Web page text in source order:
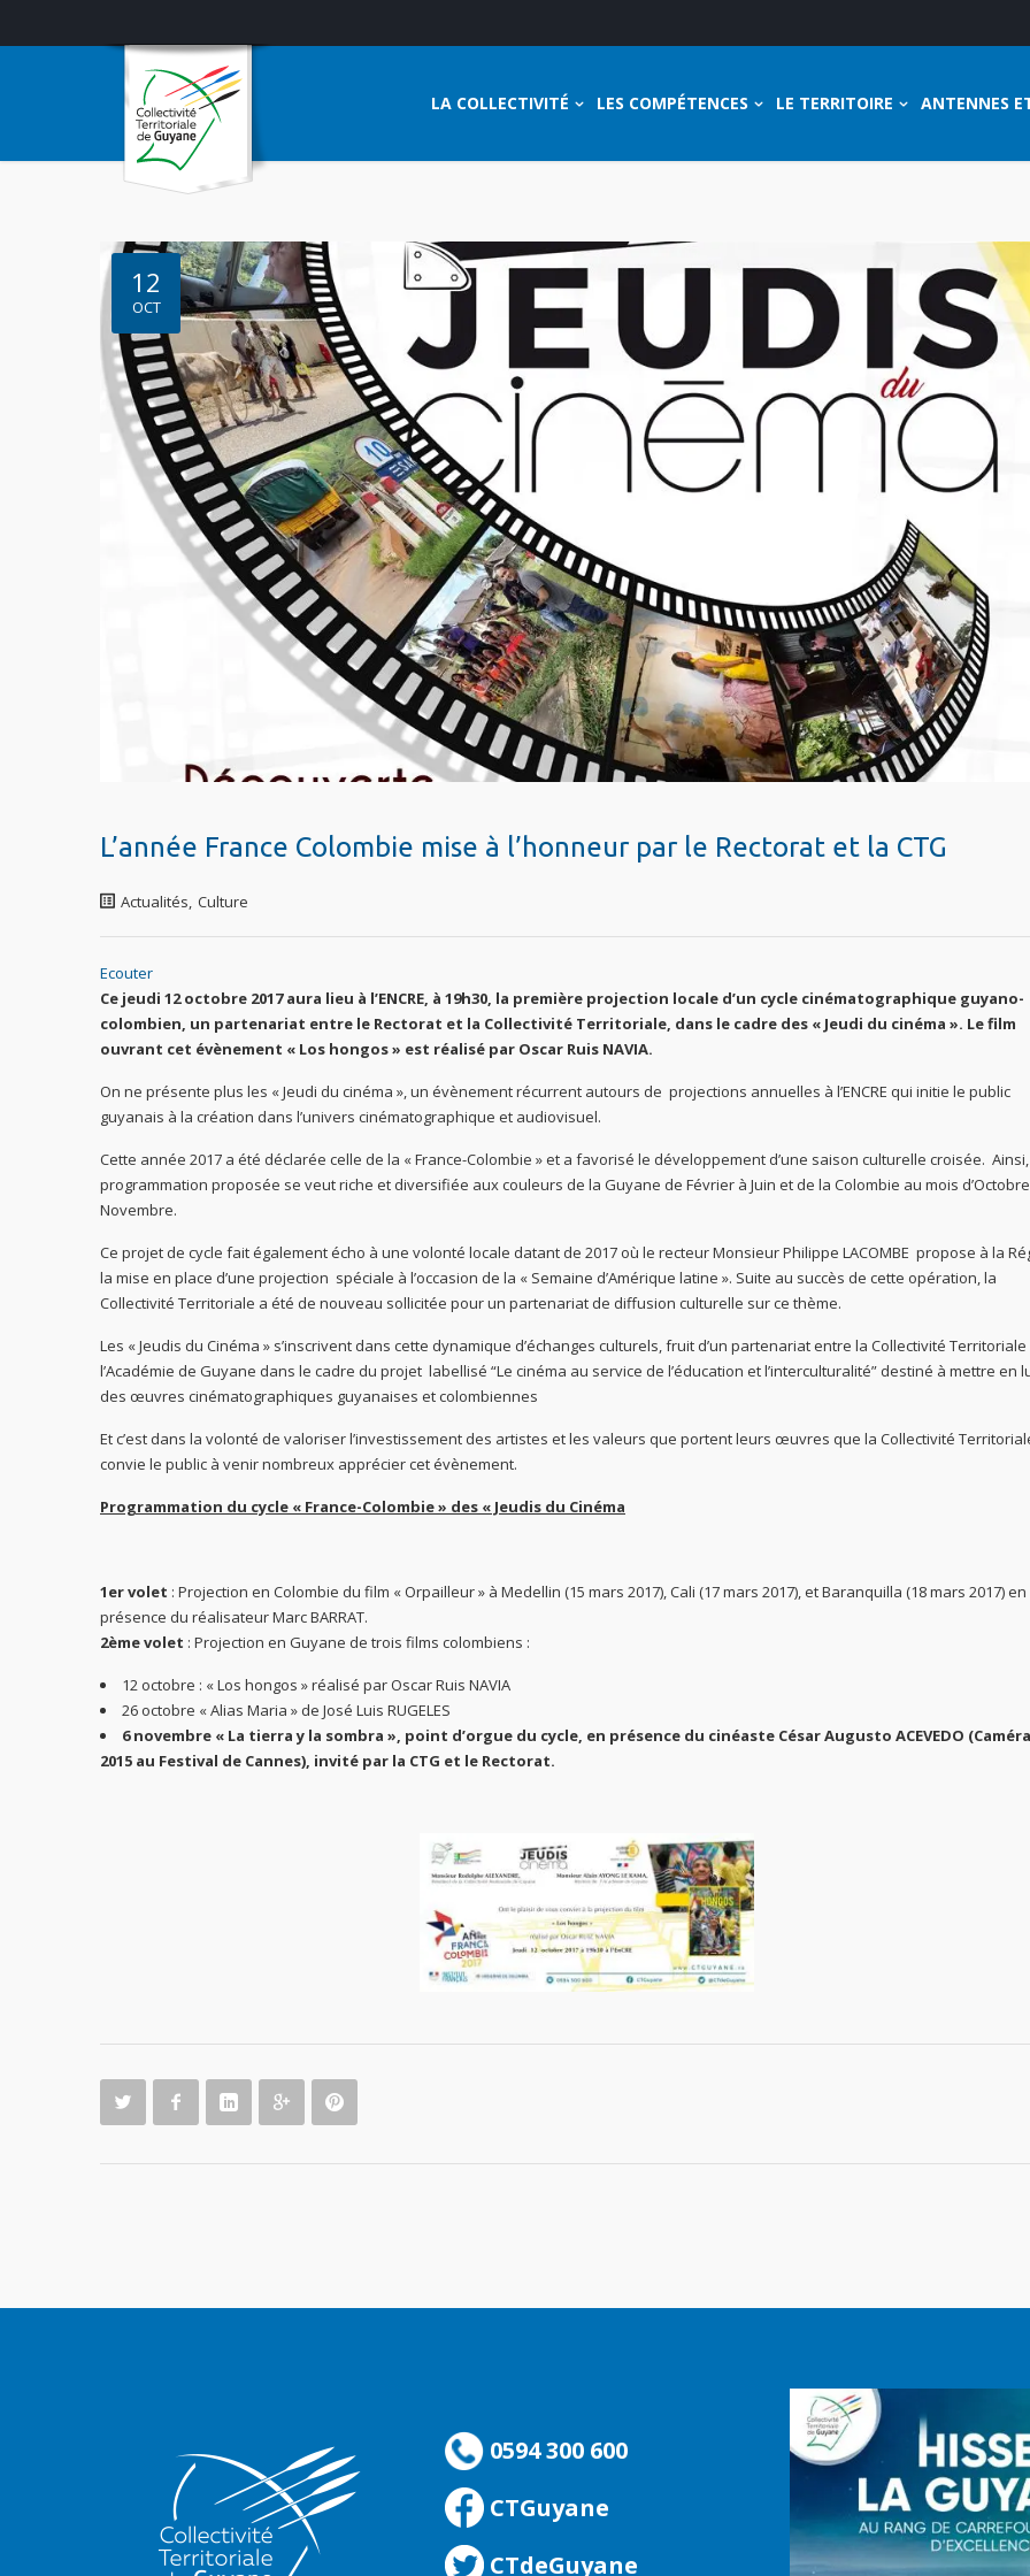
LA COLLECTIVITÉ LES COMPÉTENCES LE TERRITOIRE ANTENNES
12
OCT
L’année France Colombie mise à l’honneur par le Rectorat et la CTG
Actualités, Culture
Ecouter
Ce jeudi 12 octobre 2017 aura lieu à l’ENCRE, à 19h30, la première projection locale d’un cycle cinématographique guyano-
colombien, un partenariat entre le Rectorat et la Collectivité Territoriale, dans le cadre des « Jeudi du cinéma ». Le film
ouvrant cet évènement « Los hongos » est réalisé par Oscar Ruis NAVIA.
On ne présente plus les « Jeudi du cinéma », un évènement récurrent autours de projections annuelles à l’ENCRE qui initie le public
guyanais à la création dans l’univers cinématographique et audiovisuel.
Cette année 2017 a été déclarée celle de la « France-Colombie » et a favorisé le développement d’une saison culturelle croisée.
programmation proposée se veut riche et diversifiée aux couleurs de la Guyane de Février à Juin et de la Colombie au mois
Novembre.
Ce projet de cycle fait également écho à une volonté locale datant de 2017 où le recteur Monsieur Philippe LACOMBE propose à la
la mise en place d’une projection spéciale à l’occasion de la « Semaine d’Amérique latine ». Suite au succès de cette opération, la
Collectivité Territoriale a été de nouveau sollicitée pour un partenariat de diffusion culturelle sur ce thème.
Les « Jeudis du Cinéma » s’inscrivent dans cette dynamique d’échanges culturels, fruit d’un partenariat entre la Collectivité
l’Académie de Guyane dans le cadre du projet labellisé “Le cinéma au service de l’éducation et l’interculturalité” destiné à mettre en
des œuvres cinématographiques guyanaises et colombiennes
Et c’est dans la volonté de valoriser l’investissement des artistes et les valeurs que portent leurs œuvres que la Collectivité
convie le public à venir nombreux apprécier cet évènement.
Programmation du cycle « France-Colombie » des « Jeudis du Cinéma
1er volet : Projection en Colombie du film « Orpailleur » à Medellin (15 mars 2017), Cali (17 mars 2017), et Baranquilla (18 mars 2017) en
présence du réalisateur Marc BARRAT.
2ème volet : Projection en Guyane de trois films colombiens :
12 octobre : « Los hongos » réalisé par Oscar Ruis NAVIA
26 octobre « Alias Maria » de José Luis RUGELES
6 novembre « La tierra y la sombra », point d’orgue du cycle, en présence du cinéaste César Augusto ACEVEDO
2015 au Festival de Cannes), invité par la CTG et le Rectorat.
0594 300 600
CTGuyane
CTdeGuyane